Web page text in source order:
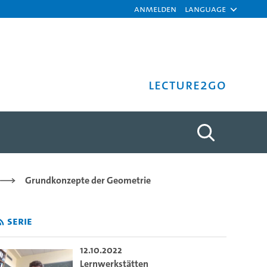
Anmelden Language
Lecture2Go
- Universität
Grundkonzepte der Geometrie
Serie
12.10.2022
Lernwerkstätten